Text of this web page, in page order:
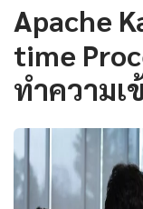
Apache
time
ทำความเ